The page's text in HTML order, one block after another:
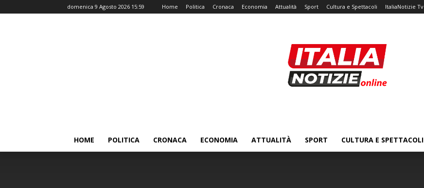
domenica 9 Agosto 2026 15:59 Home Politica Cronaca Economia Attualità Sport Cultura e Spettacoli ItaliaNotizie Tv
HOME POLITICA CRONACA ECONOMIA ATTUALITÀ SPORT CULTURA E SPETTACOLI